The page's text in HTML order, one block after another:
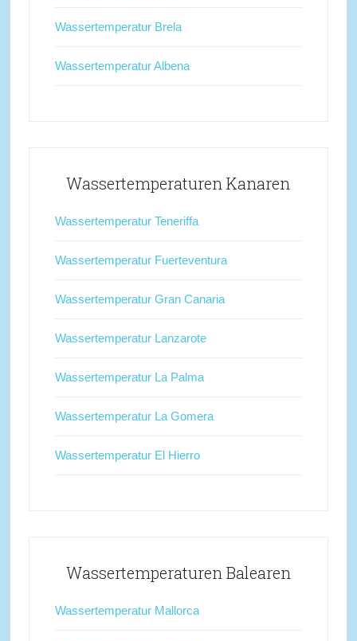
Wassertemperatur Brela
Wassertemperatur Albena
Wassertemperaturen Kanaren
Wassertemperatur Teneriffa
Wassertemperatur Fuerteventura
Wassertemperatur Gran Canaria
Wassertemperatur Lanzarote
Wassertemperatur La Palma
Wassertemperatur La Gomera
Wassertemperatur El Hierro
Wassertemperaturen Balearen
Wassertemperatur Mallorca